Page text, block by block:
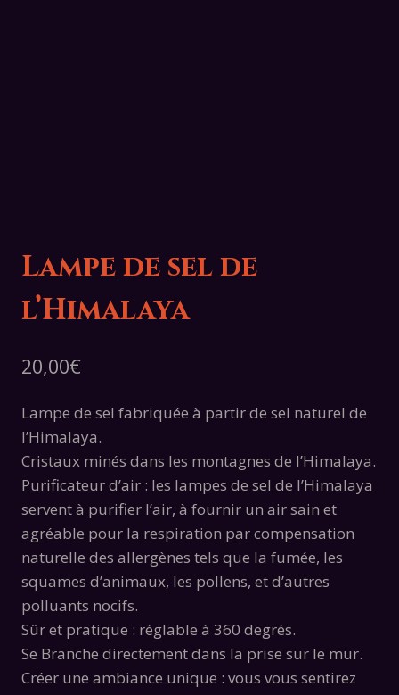
Lampe de sel de
l’Himalaya
20,00€
Lampe de sel fabriquée à partir de sel naturel de
l’Himalaya.
Cristaux minés dans les montagnes de l’Himalaya.
Purificateur d’air : les lampes de sel de l’Himalaya
servent à purifier l’air, à fournir un air sain et
agréable pour la respiration par compensation
naturelle des allergènes tels que la fumée, les
squames d’animaux, les pollens, et d’autres
polluants nocifs.
Sûr et pratique : réglable à 360 degrés.
Se Branche directement dans la prise sur le mur.
Créer une ambiance unique : vous vous sentirez